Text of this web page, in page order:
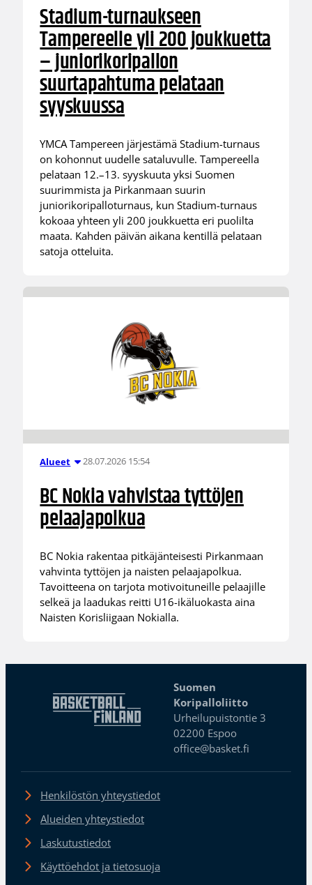
Stadium-turnaukseen
Tampereelle yli 200 joukkuetta
– juniorikoripallon
suurtapahtuma pelataan
syyskuussa
YMCA Tampereen järjestämä Stadium-turnaus
on kohonnut uudelle sataluvulle. Tampereella
pelataan 12.–13. syyskuuta yksi Suomen
suurimmista ja Pirkanmaan suurin
juniorikoripalloturnaus, kun Stadium-turnaus
kokoaa yhteen yli 200 joukkuetta eri puolilta
maata. Kahden päivän aikana kentillä pelataan
satoja otteluita.
Alueet 28.07.2026 15:54
BC Nokia vahvistaa tyttöjen
pelaajapolkua
BC Nokia rakentaa pitkäjänteisesti Pirkanmaan
vahvinta tyttöjen ja naisten pelaajapolkua.
Tavoitteena on tarjota motivoituneille pelaajille
selkeä ja laadukas reitti U16-ikäluokasta aina
Naisten Korisliigaan Nokialla.
Suomen
Koripalloliitto
Urheilupuistontie 3
02200 Espoo
office@basket.fi
Henkilöstön yhteystiedot
Alueiden yhteystiedot
Laskutustiedot
Käyttöehdot ja tietosuoja